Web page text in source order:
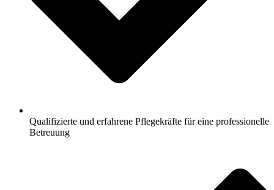
Qualifizierte und erfahrene Pflegekräfte für eine professionelle
Betreuung